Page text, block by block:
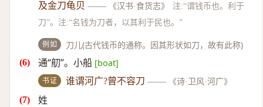
及金刀龟贝 —— 《汉书·食货志》
注:“谓钱币也。利于
刀”。注:“名钱为刀者，以其利于民也。”
例如 刀儿(古代钱币的通称。因其形状如刀，故有此称)
通“舠”。小船 [boat]
书证 谁谓河广?曾不容刀 —— 《诗·卫风·河广》
姓